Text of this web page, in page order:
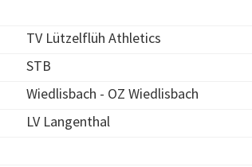
TV Lützelflüh Athletics
STB
Wiedlisbach - OZ Wiedlisbach
LV Langenthal